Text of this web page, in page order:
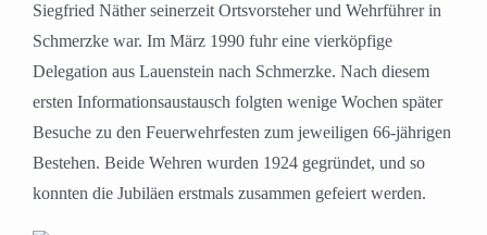
Siegfried Näther seinerzeit Ortsvorsteher und Wehrführer in
Schmerzke war. Im März 1990 fuhr eine vierköpfige
Delegation aus Lauenstein nach Schmerzke. Nach diesem
ersten Informationsaustausch folgten wenige Wochen später
Besuche zu den Feuerwehrfesten zum jeweiligen 66-jährigen
Bestehen. Beide Wehren wurden 1924 gegründet, und so
konnten die Jubiläen erstmals zusammen gefeiert werden.